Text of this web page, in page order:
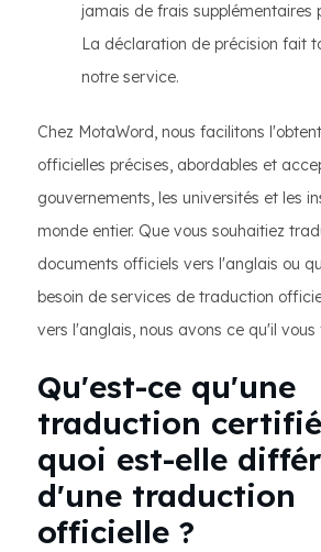
jamais de frais supplémentaires
La déclaration de précision fait
notre service.
Chez MotaWord, nous facilitons
officielles précises, abordables et
gouvernements, les universités et les
monde entier. Que vous souhaitiez
documents officiels vers l'anglais ou
besoin de services de traduction
vers l'anglais, nous avons ce qu'il vous
Qu'est-ce qu'une
traduction
quoi est-elle
d'une traduction
officielle ?